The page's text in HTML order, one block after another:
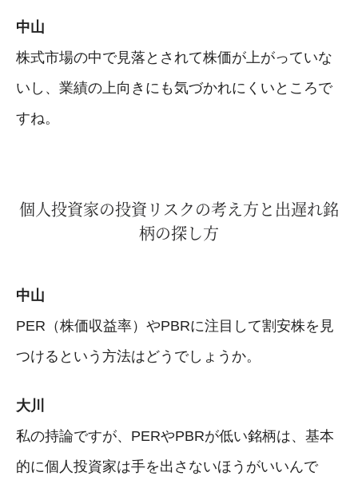
中山
株式市場の中で見落とされて株価が上がっていな
いし、業績の上向きにも気づかれにくいところで
すね。
個人投資家の投資リスクの考え方と出遅れ銘
柄の探し方
中山
PER（株価収益率）やPBRに注目して割安株を見
つけるという方法はどうでしょうか。
大川
私の持論ですが、PERやPBRが低い銘柄は、基本
的に個人投資家は手を出さないほうがいいんで